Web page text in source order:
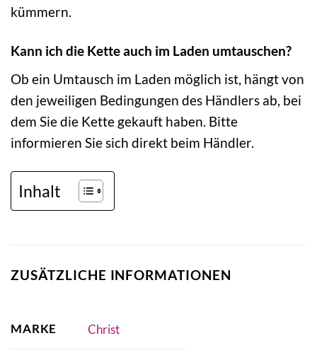
kümmern.
Kann ich die Kette auch im Laden umtauschen?
Ob ein Umtausch im Laden möglich ist, hängt von
den jeweiligen Bedingungen des Händlers ab, bei
dem Sie die Kette gekauft haben. Bitte
informieren Sie sich direkt beim Händler.
Inhalt
ZUSÄTZLICHE INFORMATIONEN
MARKE Christ